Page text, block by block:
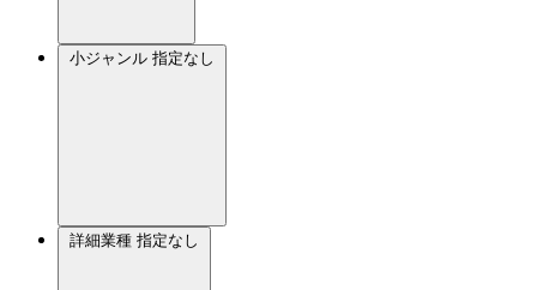
小ジャンル 指定なし
詳細業種 指定なし